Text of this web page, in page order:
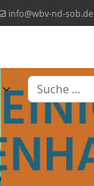
info@wbv-nd-sob.de
Suchen